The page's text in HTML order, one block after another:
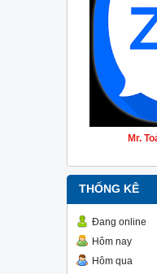
Mr.
THỐNG KÊ
Đang online
Hôm nay
Hôm qua